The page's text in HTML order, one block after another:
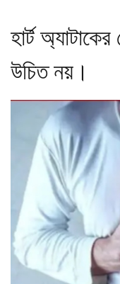
হার্ট
উচিত নয়।